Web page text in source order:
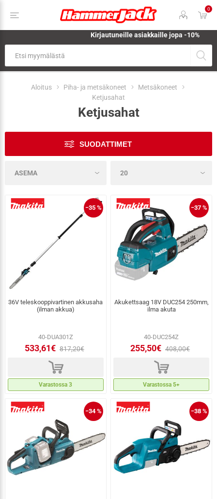
0
Kirjautuneille asiakkaille jopa -10%
Aloitus Piha- ja metsäkoneet
Metsäkoneet
Ketjusahat
Ketjusahat
SUODATTIMET
−35 %
36V teleskooppivartinen akkusaha
(ilman akkua)
40-DUA301Z
533,61€ 817,20€
d
Varastossa 3
−37 %
Akukettsaag 18V DUC254 250mm,
ilma akuta
40-DUC254Z
255,50€ 408,00€
d
Varastossa 5+
−34 % −38 %